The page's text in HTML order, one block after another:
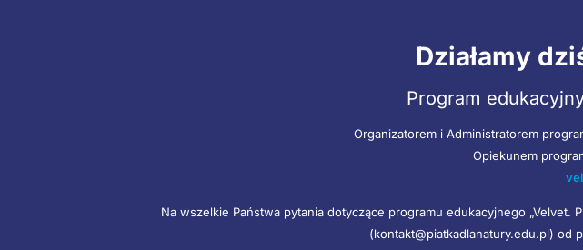
Działamy
Program
Organizatorem i Administratorem
Opiekunem
Na wszelkie Państwa pytania dotyczące programu edukacyjnego
(kontakt@piatkadlanatury.edu.pl) od